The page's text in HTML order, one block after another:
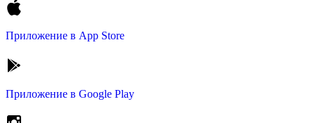
Приложение в App Store
Приложение в Google Play